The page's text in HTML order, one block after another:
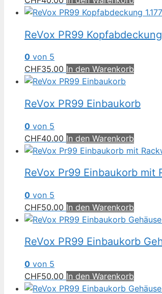
ReVox PR99
0 von 5
CHF35.00 In den Warenkorb
ReVox PR99 Einbaukorb
0 von 5
CHF40.00 In den Warenkorb
ReVox Pr99 Einbaukorb mit
0 von 5
CHF50.00 In den Warenkorb
ReVox PR99 Einbaukorb
0 von 5
CHF50.00 In den Warenkorb